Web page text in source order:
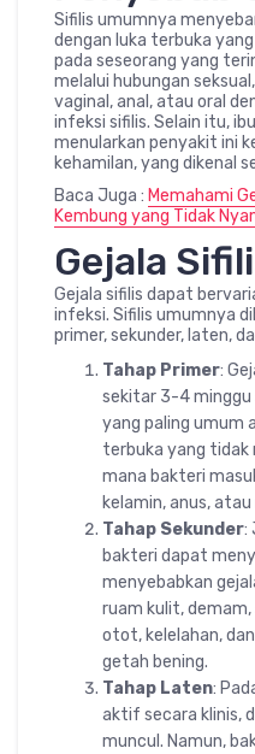
Sifilis umumnya
dengan luka terbuka
pada seseorang yang
melalui hubungan
vaginal, anal, atau oral
infeksi sifilis. Selain itu,
menularkan penyakit ini
kehamilan, yang dikenal
Baca Juga : Memahami
Kembung yang Tidak
Gejala
Gejala sifilis dapat
infeksi. Sifilis umumnya
primer, sekunder, laten,
Tahap Primer:
sekitar 3-4 minggu
yang paling umum
terbuka yang
mana bakteri
kelamin, anus,
Tahap Sekunder:
bakteri dapat
menyebabkan
ruam kulit,
otot, kelelahan,
getah bening.
Tahap Laten:
aktif secara klinis,
muncul. Namun,